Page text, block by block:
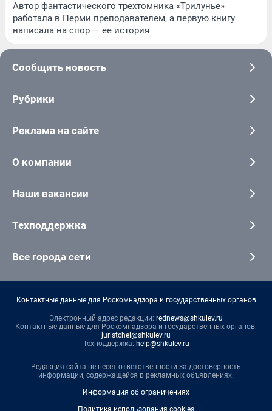
Автор фантастического трехтомника «Трилунье»
работала в Перми преподавателем, а первую книгу
написала на спор — ее история
Сообщить новость
Рубрики
Реклама на сайте
О компании
Наши вакансии
Техподдержка
Все города сети
Контактные данные для Роскомнадзора и государственных органов
Электронный адрес редакции: rednews@shkulev.ru
Контактные данные для Роскомнадзора и государственных органов:
juristchel@shkulev.ru
Техподдержка: help@shkulev.ru
Редакция сайта не несет ответственности за достоверность
информации, содержащейся в рекламных объявлениях.
Информация об ограничениях